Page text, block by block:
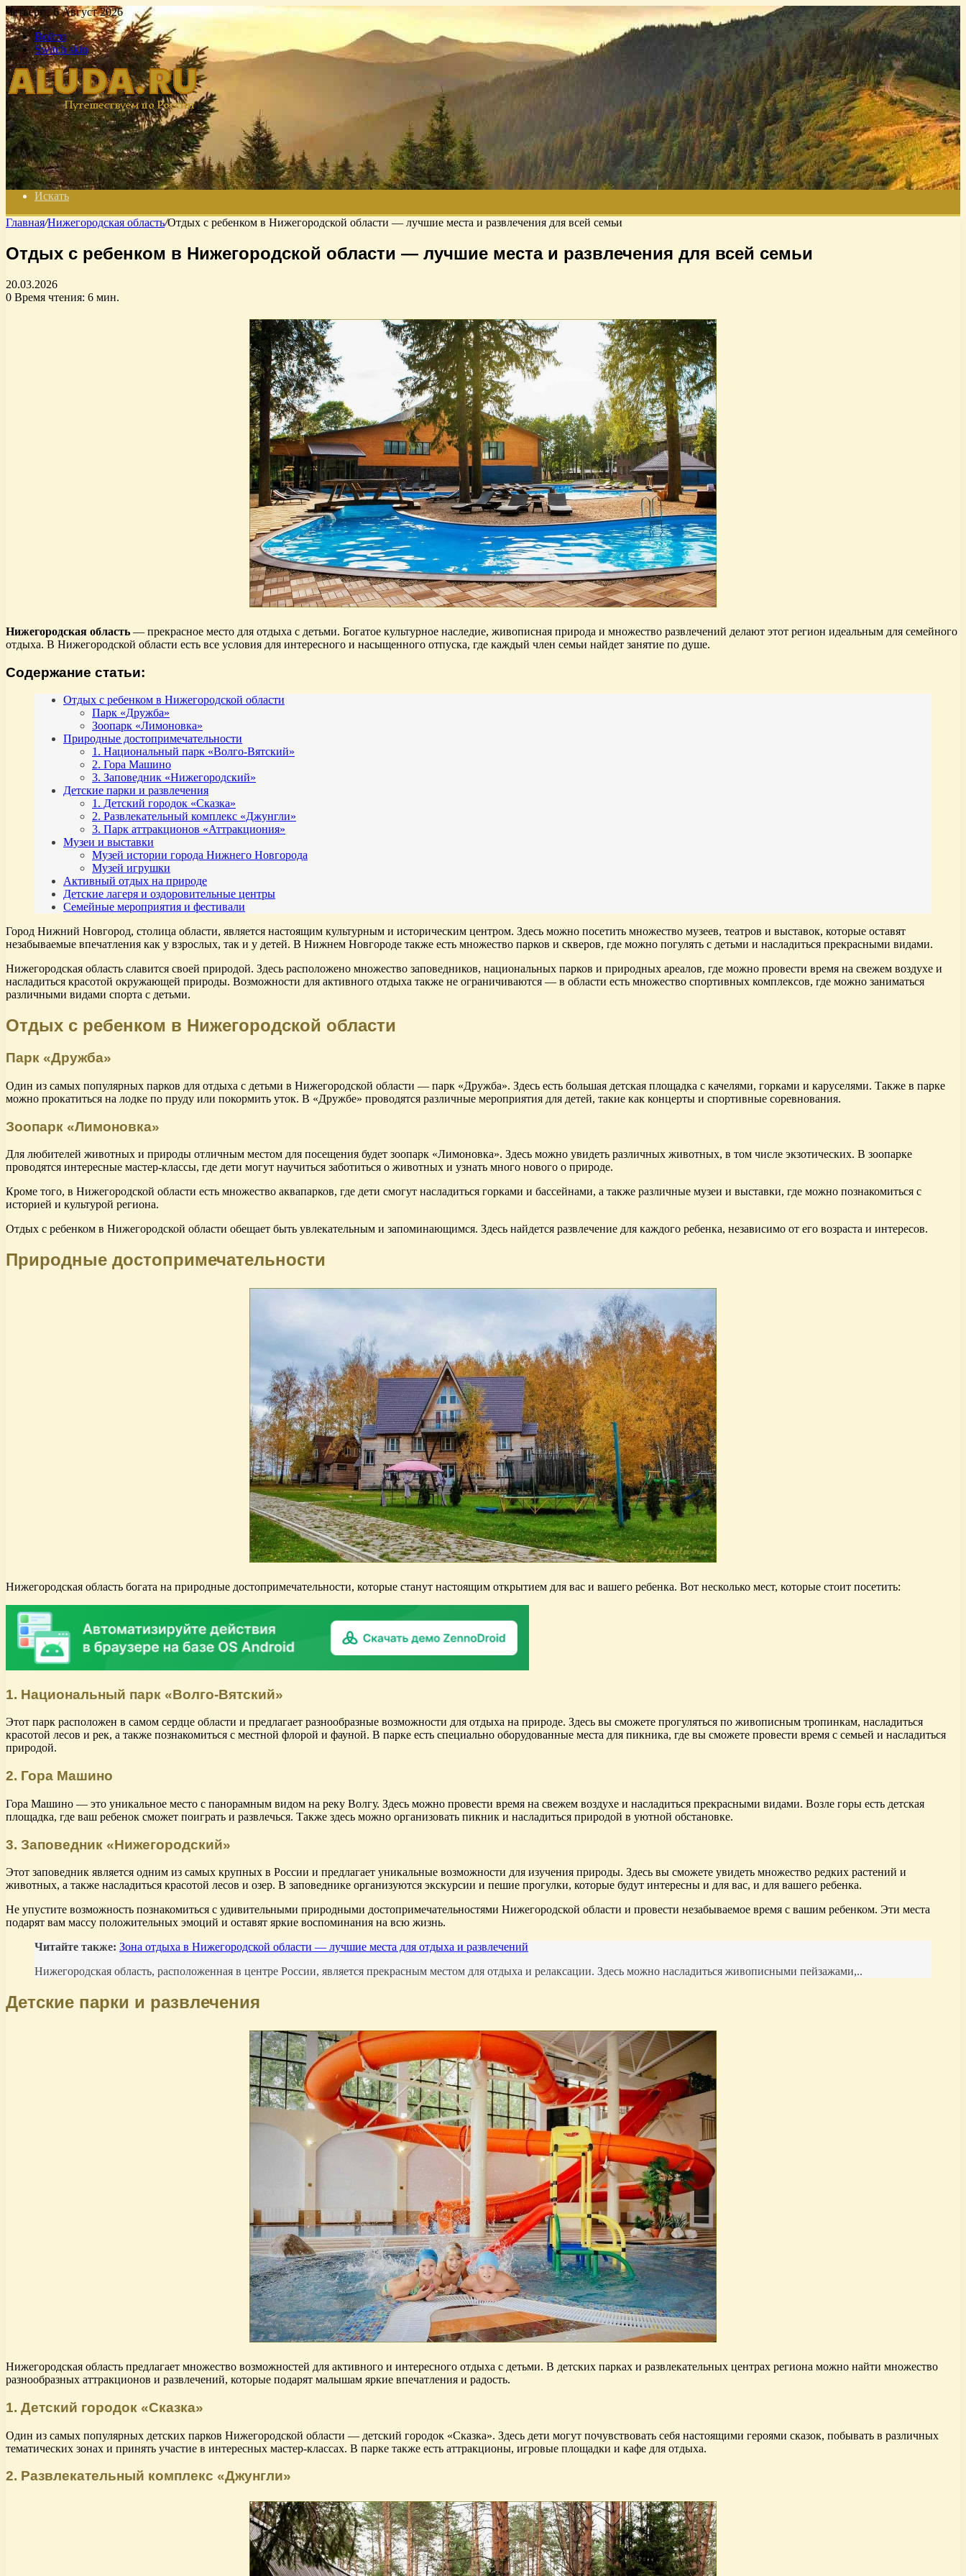
Четверг , 6 Август 2026
Войти
Switch skin
Искать
Главная/Нижегородская область/Отдых с ребенком в Нижегородской области — лучшие места и развлечения для всей семьи
Отдых с ребенком в Нижегородской области — лучшие места и развлечения для всей семьи
20.03.2026
0 Время чтения: 6 мин.
Нижегородская область — прекрасное место для отдыха с детьми. Богатое культурное наследие, живописная природа и множество развлечений делают этот регион идеальным для семейного
отдыха. В Нижегородской области есть все условия для интересного и насыщенного отпуска, где каждый член семьи найдет занятие по душе.
Содержание статьи:
Отдых с ребенком в Нижегородской области
Парк «Дружба»
Зоопарк «Лимоновка»
Природные достопримечательности
1. Национальный парк «Волго-Вятский»
2. Гора Машино
3. Заповедник «Нижегородский»
Детские парки и развлечения
1. Детский городок «Сказка»
2. Развлекательный комплекс «Джунгли»
3. Парк аттракционов «Аттракциония»
Музеи и выставки
Музей истории города Нижнего Новгорода
Музей игрушки
Активный отдых на природе
Детские лагеря и оздоровительные центры
Семейные мероприятия и фестивали
Город Нижний Новгород, столица области, является настоящим культурным и историческим центром. Здесь можно посетить множество музеев, театров и выставок, которые оставят
незабываемые впечатления как у взрослых, так и у детей. В Нижнем Новгороде также есть множество парков и скверов, где можно погулять с детьми и насладиться прекрасными видами.
Нижегородская область славится своей природой. Здесь расположено множество заповедников, национальных парков и природных ареалов, где можно провести время на свежем воздухе и
насладиться красотой окружающей природы. Возможности для активного отдыха также не ограничиваются — в области есть множество спортивных комплексов, где можно заниматься
различными видами спорта с детьми.
Отдых с ребенком в Нижегородской области
Парк «Дружба»
Один из самых популярных парков для отдыха с детьми в Нижегородской области — парк «Дружба». Здесь есть большая детская площадка с качелями, горками и каруселями. Также в парке
можно прокатиться на лодке по пруду или покормить уток. В «Дружбе» проводятся различные мероприятия для детей, такие как концерты и спортивные соревнования.
Зоопарк «Лимоновка»
Для любителей животных и природы отличным местом для посещения будет зоопарк «Лимоновка». Здесь можно увидеть различных животных, в том числе экзотических. В зоопарке
проводятся интересные мастер-классы, где дети могут научиться заботиться о животных и узнать много нового о природе.
Кроме того, в Нижегородской области есть множество аквапарков, где дети смогут насладиться горками и бассейнами, а также различные музеи и выставки, где можно познакомиться с
историей и культурой региона.
Отдых с ребенком в Нижегородской области обещает быть увлекательным и запоминающимся. Здесь найдется развлечение для каждого ребенка, независимо от его возраста и интересов.
Природные достопримечательности
Нижегородская область богата на природные достопримечательности, которые станут настоящим открытием для вас и вашего ребенка. Вот несколько мест, которые стоит посетить:
1. Национальный парк «Волго-Вятский»
Этот парк расположен в самом сердце области и предлагает разнообразные возможности для отдыха на природе. Здесь вы сможете прогуляться по живописным тропинкам, насладиться
красотой лесов и рек, а также познакомиться с местной флорой и фауной. В парке есть специально оборудованные места для пикника, где вы сможете провести время с семьей и насладиться
природой.
2. Гора Машино
Гора Машино — это уникальное место с панорамным видом на реку Волгу. Здесь можно провести время на свежем воздухе и насладиться прекрасными видами. Возле горы есть детская
площадка, где ваш ребенок сможет поиграть и развлечься. Также здесь можно организовать пикник и насладиться природой в уютной обстановке.
3. Заповедник «Нижегородский»
Этот заповедник является одним из самых крупных в России и предлагает уникальные возможности для изучения природы. Здесь вы сможете увидеть множество редких растений и
животных, а также насладиться красотой лесов и озер. В заповеднике организуются экскурсии и пешие прогулки, которые будут интересны и для вас, и для вашего ребенка.
Не упустите возможность познакомиться с удивительными природными достопримечательностями Нижегородской области и провести незабываемое время с вашим ребенком. Эти места
подарят вам массу положительных эмоций и оставят яркие воспоминания на всю жизнь.
Читайте также: Зона отдыха в Нижегородской области — лучшие места для отдыха и развлечений
Нижегородская область, расположенная в центре России, является прекрасным местом для отдыха и релаксации. Здесь можно насладиться живописными пейзажами,..
Детские парки и развлечения
Нижегородская область предлагает множество возможностей для активного и интересного отдыха с детьми. В детских парках и развлекательных центрах региона можно найти множество
разнообразных аттракционов и развлечений, которые подарят малышам яркие впечатления и радость.
1. Детский городок «Сказка»
Один из самых популярных детских парков Нижегородской области — детский городок «Сказка». Здесь дети могут почувствовать себя настоящими героями сказок, побывать в различных
тематических зонах и принять участие в интересных мастер-классах. В парке также есть аттракционы, игровые площадки и кафе для отдыха.
2. Развлекательный комплекс «Джунгли»